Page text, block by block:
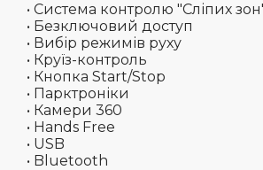
• Система контролю "Сліпих
• Безключовий доступ
• Вибір режимів руху
• Круїз-контроль
• Кнопка Start/Stop
• Парктроніки
• Камери 360
• Hands Free
• USB
• Bluetooth